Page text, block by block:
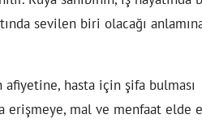
sevilen biri olacağı
afiyetine, hasta için şifa bulması
erişmeye, mal ve menfaat elde